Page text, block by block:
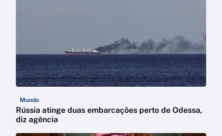
Mundo
Rússia atinge duas embarcações perto de Odessa,
diz agência